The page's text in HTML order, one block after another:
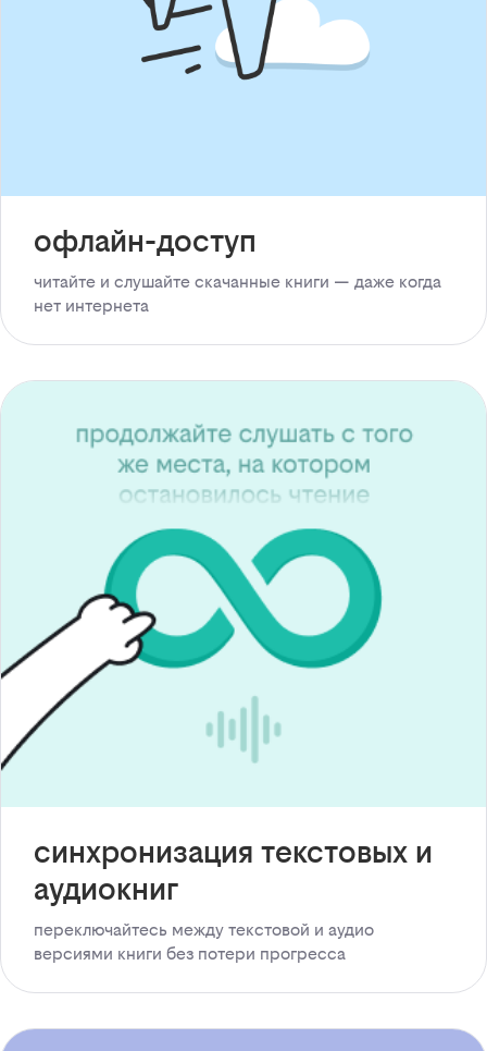
офлайн-доступ
читайте и слушайте скачанные книги — даже когда
нет интернета
синхронизация текстовых и
аудиокниг
переключайтесь между текстовой и аудио
версиями книги без потери прогресса